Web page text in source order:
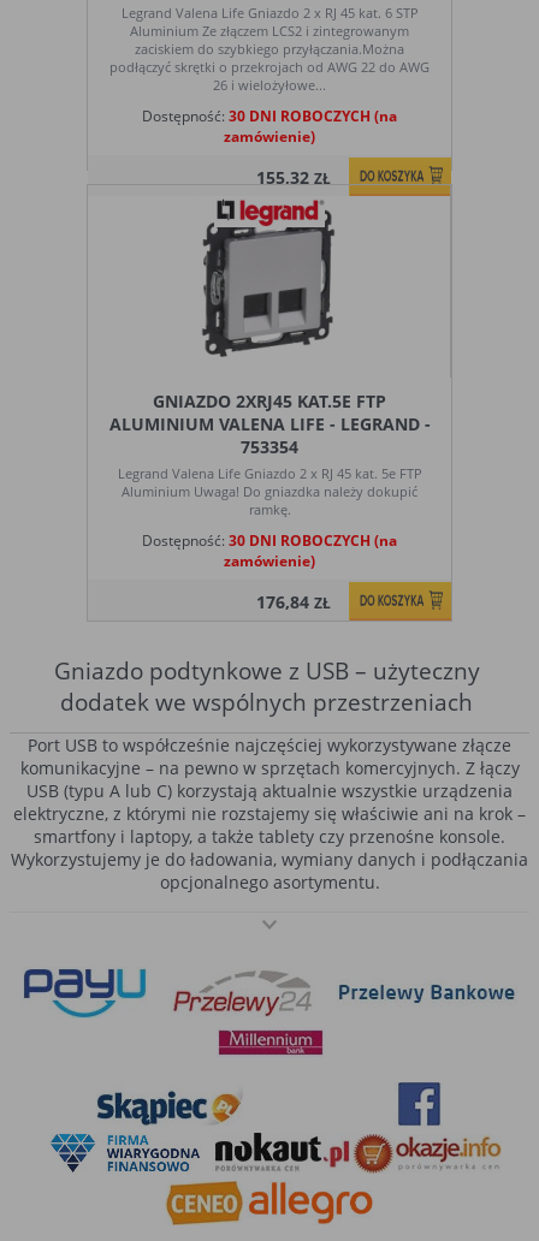
Legrand Valena Life Gniazdo 2 x RJ 45 kat. 6 STP
Aluminium Ze złączem LCS2 i zintegrowanym
zaciskiem do szybkiego przyłączania.Można
podłączyć skrętki o przekrojach od AWG 22 do AWG
26 i wielożyłowe...
Dostępność: 30 DNI ROBOCZYCH (na
zamówienie)
155,32ZŁ
GNIAZDO 2XRJ45 KAT.5E FTP
ALUMINIUM VALENA LIFE - LEGRAND -
753354
Legrand Valena Life Gniazdo 2 x RJ 45 kat. 5e FTP
Aluminium Uwaga! Do gniazdka należy dokupić
ramkę.
Dostępność: 30 DNI ROBOCZYCH (na
zamówienie)
176,84ZŁ
Gniazdo podtynkowe z USB – użyteczny
dodatek we wspólnych przestrzeniach
Port USB to współcześnie najczęściej wykorzystywane złącze
komunikacyjne – na pewno w sprzętach komercyjnych. Z łączy
USB (typu A lub C) korzystają aktualnie wszystkie urządzenia
elektryczne, z którymi nie rozstajemy się właściwie ani na krok –
smartfony i laptopy, a także tablety czy przenośne konsole.
Wykorzystujemy je do ładowania, wymiany danych i podłączania
opcjonalnego asortymentu.
USB możemy podłączyć nie tylko do laptopa czy ładowarki, ale
często w przestrzeniach biurowych, uczelniach bądź miejscach
użyteczności publicznej (np. dworcach, lotniskach czy
autobusach). Taki
kontakt z USBjest nadzwyczaj praktyczny, a
szerzej o nim opowiemy poniżej.
Gniazdo USB podtynkowe – czym właściwie jest?
Spieszymy z odpowiedzią. Takie gniazdko nie kojarzy nam się
jeszcze ze standardowym wyposażeniem elektroinstalacyjnym w
naszych domach, choć, kto wie, być może wkrótce do nich
dołączy – w końcu nie zanosi się na to, by smartfony i tablety
miały przerzucić się na inny format złącza.